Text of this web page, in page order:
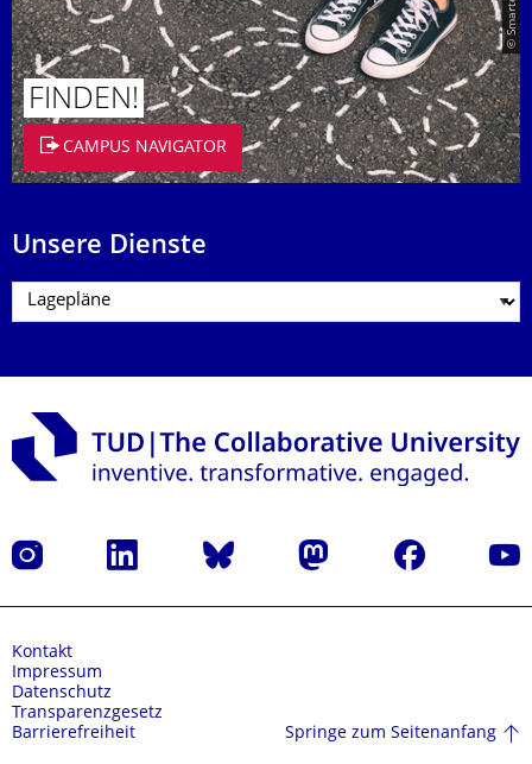
FINDEN!
CAMPUS NAVIGATOR
Unsere Dienste
Instagram LinkedIn Bluesky Mastodon Facebook
Kontakt
Impressum
Datenschutz
Transparenzgesetz
Barrierefreiheit
Springe zum Seitenanfang